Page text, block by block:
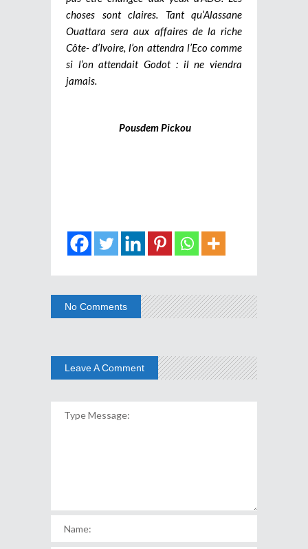
choses sont claires. Tant qu’Alassane
Ouattara sera aux affaires de la riche
Côte- d’Ivoire, l’on attendra l’Eco comme
si l’on attendait Godot : il ne viendra
jamais.
Pousdem Pickou
No Comments
Leave A Comment